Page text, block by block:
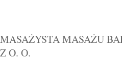
MASAŻYSTA MASAŻU
Z O. O.